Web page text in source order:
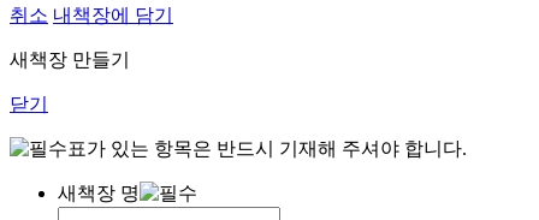
취소 내책장에 담기
새책장 만들기
닫기
표가 있는 항목은 반드시 기재해 주셔야 합니다.
새책장 명